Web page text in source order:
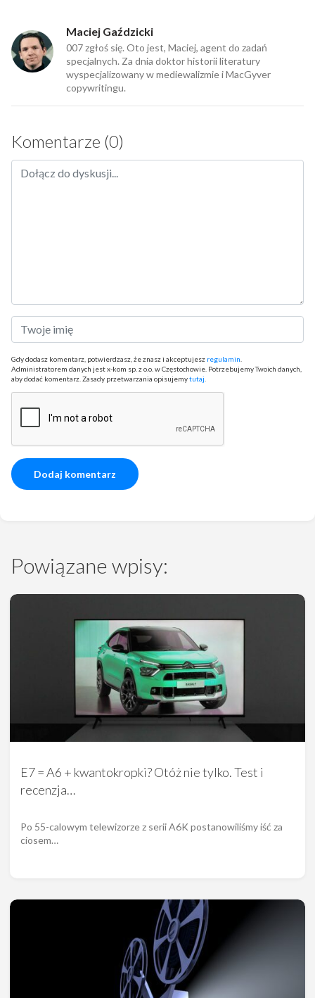
Maciej Gaździcki
007 zgłoś się. Oto jest, Maciej, agent do zadań
specjalnych. Za dnia doktor historii literatury
wyspecjalizowany w mediewalizmie i MacGyver
copywritingu.
Komentarze (0)
Gdy dodasz komentarz, potwierdzasz, że znasz i akceptujesz regulamin
Administratorem danych jest x-kom sp. z o.o. w Częstochowie. Potrzebujemy Twoich danych,
aby dodać komentarz. Zasady przetwarzania opisujemytutaj
Powiązane wpisy:
E7 = A6 + kwantokropki? Otóż nie tylko. Test i
recenzja…
Po 55-calowym telewizorze z serii A6K postanowiliśmy iść za
ciosem…